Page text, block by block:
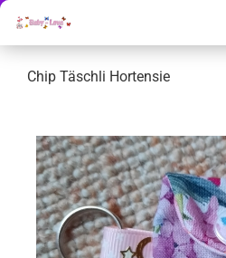
Chip Täschli Hortensie